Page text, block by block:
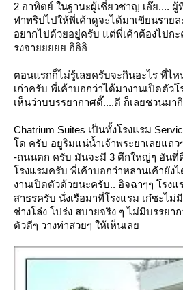
2 อาทิตย์ ในฐานะผู้เชี่ยวชาญ เอ๊ย....
ทำทริปไปให้พี่เค้าดูจะได้มาเขียนรายล
อยากไปด้วยอยู่ครับ แต่พี่เค้าต้องไปก
รงจายยยยย อิอิอิ
ตอนแรกก็ไม่รู้เลยครับจะกินอะไร ที่ไ
เก่าครับ พี่เค้าบอกว่าได้มางานเปิดตัว
เห็นว่าบบรรยากาศดี๊....ดี ก็เลยชวนมา
Chatrium Suites เป็นทั้งโรงแรม
ด ครับ อยูริมแน่น้ำเจ้าพระยาเลยแถว
-ถนนตก ครับ มันจะมี 3 ตึกใหญ่ๆ อันที่
รงแรมครับ พี่เค้าบอกว่าหลานเค้ายัง
งานเปิดตัวด้วยนะครับ.. อิจฉาๆๆ โรงแ
สาธรครับ นั่งเรือมาที่โรงแรม เก๋ซะไ
ช่างโล่ง โปร่ง สบายจริง ๆ ไม่มีบรรยา
ตัวดีๆ วางท่าสวยๆ ให้เห็นเล